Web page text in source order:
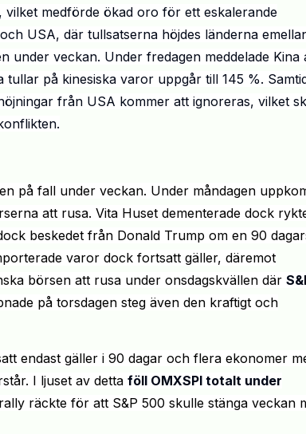
medförde ökad oro för ett eskalerande
USA, där tullsatserna höjdes länderna
under veckan. Under fredagen meddelade Kina
tullar på kinesiska varor uppgår till 145 %.
från USA kommer att ignoreras, vilket
.
på fall under veckan. Under måndagen
att rusa. Vita Huset dementerade dock
beskedet från Donald Trump om en 90
varor dock fortsatt gäller, däremot
börsen att rusa under onsdagskvällen där
på torsdagen steg även den kraftigt och
endast gäller i 90 dagar och flera ekonomer
I ljuset av detta föll OMXSPI totalt under
räckte för att S&P 500 skulle stänga veckan